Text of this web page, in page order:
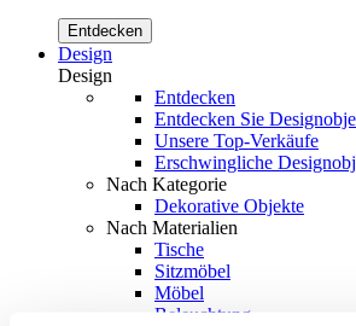
Entdecken
Design
Design
Entdecken
Entdecken Sie
Unsere Top-Verkäufe
Erschwingliche
Nach Kategorie
Dekorative Objekte
Nach Materialien
Tische
Sitzmöbel
Möbel
Beleuchtung